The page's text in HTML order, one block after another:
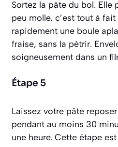
Sortez la pâte du bol. Elle
peu molle, c’est tout à
rapidement une boule
fraise, sans la pétrir.
soigneusement dans un
Étape 5
Laissez votre pâte
pendant au moins 30
une heure. Cette étape